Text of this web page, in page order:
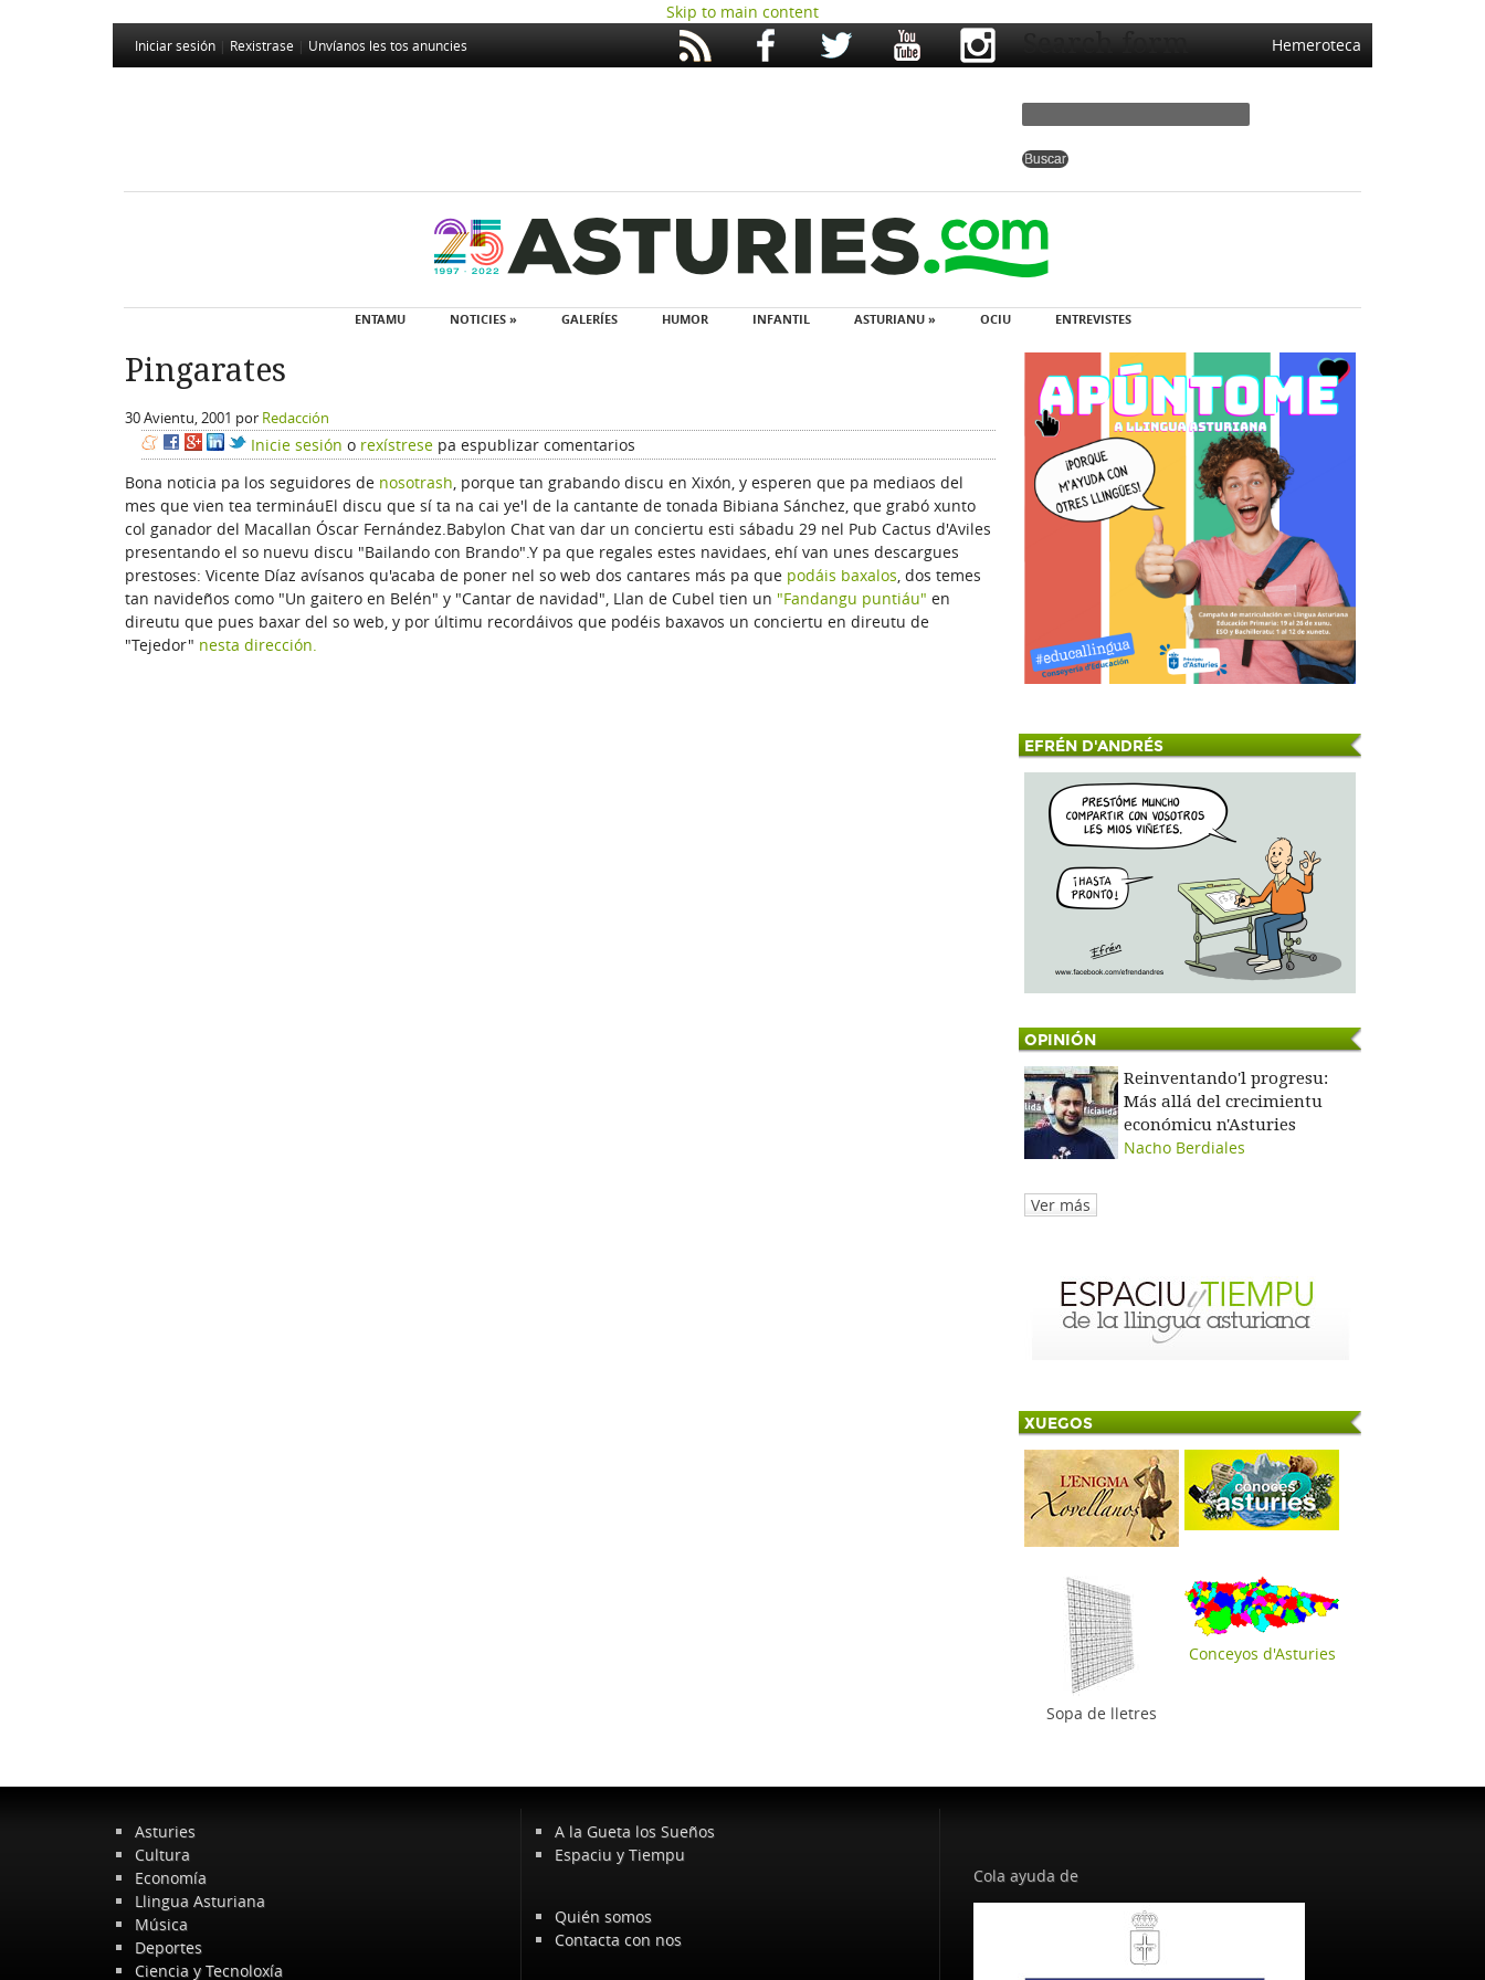
Skip to main content
Iniciar sesión Rexistrase Unvíanos les tos anuncies Hemeroteca
Search form
ENTAMU NOTICIES » GALERÍES HUMOR INFANTIL ASTURIANU » OCIU ENTREVISTES
Pingarates
30 Avientu, 2001 por Redacción
Inicie sesión o rexístrese pa espublizar comentarios
Bona noticia pa los seguidores de nosotrash, porque tan grabando discu en Xixón, y esperen que pa mediaos del
mes que vien tea termináuEl discu que sí ta na cai ye'l de la cantante de tonada Bibiana Sánchez, que grabó xunto
col ganador del Macallan Óscar Fernández.Babylon Chat van dar un conciertu esti sábadu 29 nel Pub Cactus d'Aviles
presentando el so nuevu discu "Bailando con Brando".Y pa que regales estes navidaes, ehí van unes descargues
prestoses: Vicente Díaz avísanos qu'acaba de poner nel so web dos cantares más pa que podáis baxalos, dos temes
tan navideños como "Un gaitero en Belén" y "Cantar de navidad", Llan de Cubel tien un "Fandangu puntiáu" en
direutu que pues baxar del so web, y por últimu recordáivos que podéis baxavos un conciertu en direutu de
"Tejedor" nesta dirección.
EFRÉN D'ANDRÉS
OPINIÓN
Reinventando'l progresu:
Más allá del crecimientu
económicu n'Asturies
Nacho Berdiales
Ver más
XUEGOS
Sopa de lletres
Conceyos d'Asturies
Asturies
Cultura
Economía
Llingua Asturiana
Música
Deportes
Ciencia y Tecnoloxía
A la Gueta los Sueños
Espaciu y Tiempu
Quién somos
Contacta con nos
Cola ayuda de